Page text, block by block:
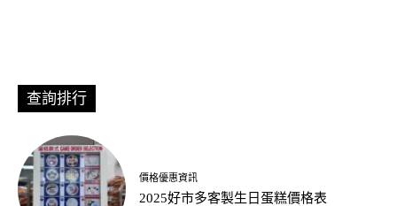
查詢排行
價格優惠資訊
2025好市多客製生日蛋糕價格表